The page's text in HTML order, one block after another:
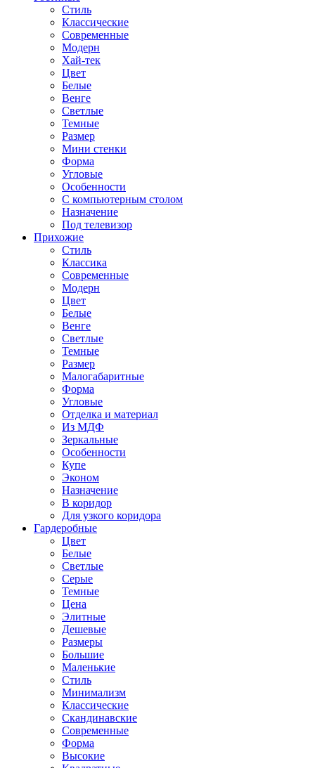
Стиль
Классические
Современные
Модерн
Хай-тек
Цвет
Белые
Венге
Светлые
Темные
Размер
Мини стенки
Форма
Угловые
Особенности
С компьютерным столом
Назначение
Под телевизор
Прихожие
Стиль
Классика
Современные
Модерн
Цвет
Белые
Венге
Светлые
Темные
Размер
Малогабаритные
Форма
Угловые
Отделка и материал
Из МДФ
Зеркальные
Особенности
Купе
Эконом
Назначение
В коридор
Для узкого коридора
Гардеробные
Цвет
Белые
Светлые
Серые
Темные
Цена
Элитные
Дешевые
Размеры
Большие
Маленькие
Стиль
Минимализм
Классические
Скандинавские
Современные
Форма
Высокие